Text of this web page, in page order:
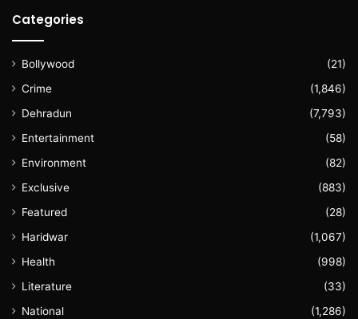
Categories
Bollywood
(21)
Crime
(1,846)
Dehradun
(7,793)
Entertainment
(58)
Environment
(82)
Exclusive
(883)
Featured
(28)
Haridwar
(1,067)
Health
(998)
Literature
(33)
National
(1,286)